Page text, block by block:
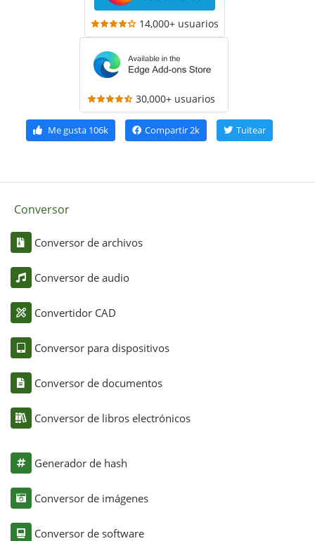
14,000+ usuarios
30,000+ usuarios
Me gusta106k Compartir2k Tuitear
Conversor
Conversor de archivos
Conversor de audio
Convertidor CAD
Conversor para dispositivos
Conversor de documentos
Conversor de libros electrónicos
Generador de hash
Conversor de imágenes
Conversor de software